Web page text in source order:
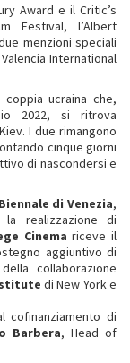
Award e il Critic’s
Festival, l’Albert
menzioni speciali
International
ucraina che,
2022, si ritrova
I due rimangono
cinque giorni
di nascondersi e
Biennale di Venezia,
realizzazione di
Cinema riceve il
aggiuntivo di
collaborazione
di New York e
cofinanziamento di
Barbera, Head of